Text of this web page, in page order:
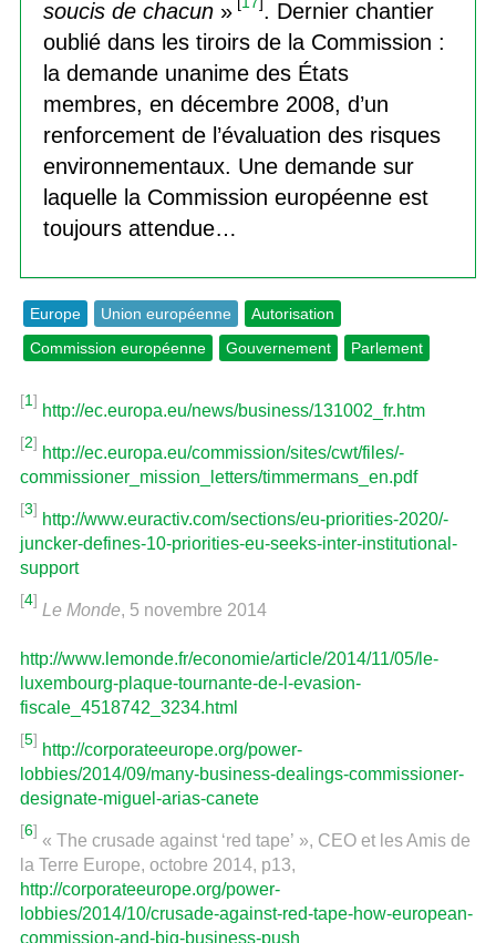
soucis de chacun»
. Dernier chantier
oublié dans les tiroirs de la Commission :
la demande unanime des États
membres, en décembre 2008, d’un
renforcement de l’évaluation des risques
environnementaux. Une demande sur
laquelle la Commission européenne est
toujours attendue…
Europe Union européenne
Autorisation
Commission européenne
Gouvernement Parlement
[1]
http://ec.europa.eu/news/business/131002_fr.htm
[2]
http://ec.europa.eu/commission/sites/cwt/files/-
commissioner_mission_letters/timmermans_en.pdf
[3]
http://www.euractiv.com/sections/eu-priorities-2020/-
juncker-defines-10-priorities-eu-seeks-inter-institutional-
support
[4]
Le Monde, 5 novembre 2014
http://www.lemonde.fr/economie/article/2014/11/05/le-
luxembourg-plaque-tournante-de-l-evasion-
fiscale_4518742_3234.html
[5]
http://corporateeurope.org/power-
lobbies/2014/09/many-business-dealings-commissioner-
designate-miguel-arias-canete
[6]
« The crusade against ‘red tape’ », CEO et les Amis de
la Terre Europe, octobre 2014, p13,
http://corporateeurope.org/power-
lobbies/2014/10/crusade-against-red-tape-how-european-
commission-and-big-business-push